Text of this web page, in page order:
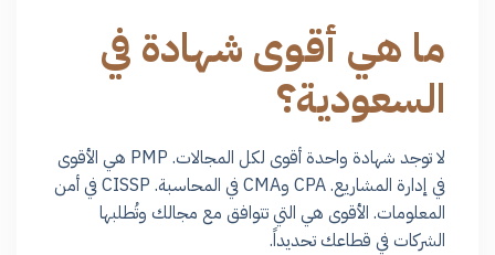
ما هي أقوى شهادة في
السعودية؟
لا توجد شهادة واحدة أقوى لكل المجالات. PMP هي الأقوى
في إدارة المشاريع. CPA وCMA في المحاسبة. CISSP في أمن
المعلومات. الأقوى هي التي تتوافق مع مجالك وتُطلبها
الشركات في قطاعك تحديداً.